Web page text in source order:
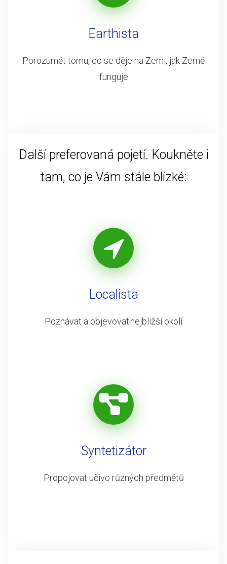
Earthista
Porozumět tomu, co se děje na Zemi, jak Země
funguje
Další preferovaná pojetí. Koukněte i
tam, co je Vám stále blízké:
Localista
Poznávat a objevovat nejbližší okolí
Syntetizátor
Propojovat učivo různých předmětů